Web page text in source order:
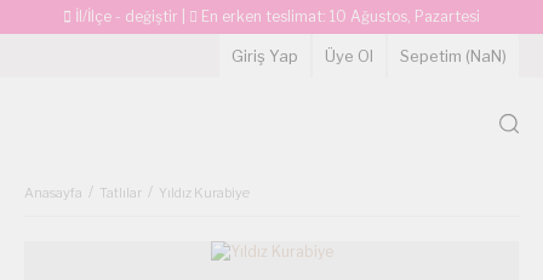
İl/İlçe - değiştir En erken teslimat: 10 Ağustos, Pazartesi
Giriş Yap Üye Ol Sepetim (NaN)
Anasayfa Tatlılar Yıldız Kurabiye